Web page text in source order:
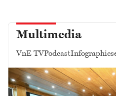
Multimedia
VnE TVPodcastInfographics